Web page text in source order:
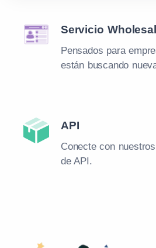
Servicio
Pensados para
están buscando
API
Conecte con
de API.